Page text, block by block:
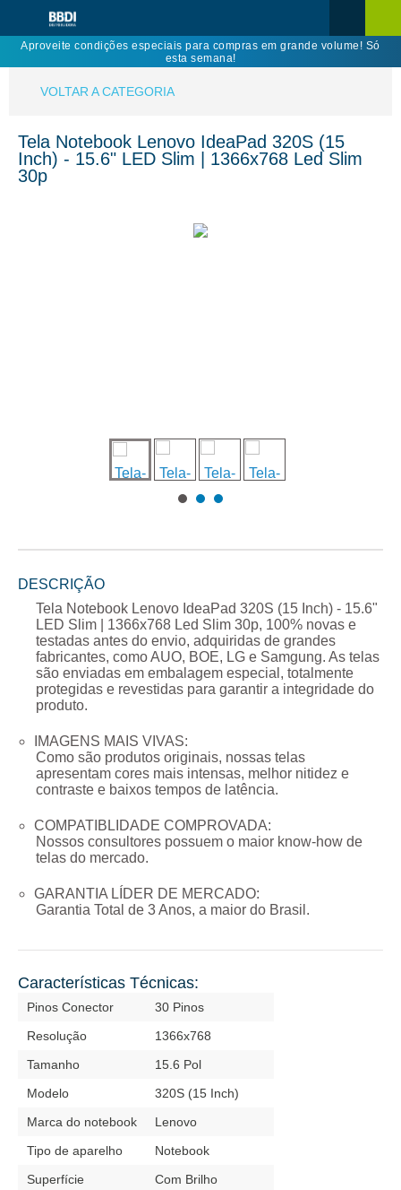
Aproveite condições especiais para compras em grande volume! Só
esta semana!
VOLTAR A CATEGORIA
Tela Notebook Lenovo IdeaPad 320S (15
Inch) - 15.6" LED Slim | 1366x768 Led Slim
30p
DESCRIÇÃO
Tela Notebook Lenovo IdeaPad 320S (15 Inch) - 15.6"
LED Slim | 1366x768 Led Slim 30p, 100% novas e
testadas antes do envio, adquiridas de grandes
fabricantes, como AUO, BOE, LG e Samgung. As telas
são enviadas em embalagem especial, totalmente
protegidas e revestidas para garantir a integridade do
produto.
IMAGENS MAIS VIVAS:
Como são produtos originais, nossas telas
apresentam cores mais intensas, melhor nitidez e
contraste e baixos tempos de latência.
COMPATIBLIDADE COMPROVADA:
Nossos consultores possuem o maior know-how de
telas do mercado.
GARANTIA LÍDER DE MERCADO:
Garantia Total de 3 Anos, a maior do Brasil.
Características Técnicas:
Pinos Conector
30 Pinos
Resolução
1366x768
Tamanho
15.6 Pol
Modelo
320S (15 Inch)
Marca do notebook
Lenovo
Tipo de aparelho
Notebook
Superfície
Com Brilho